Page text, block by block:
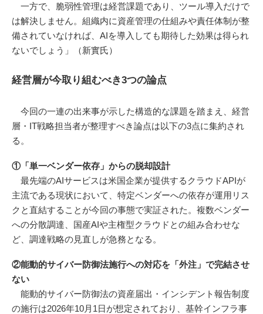
一方で、脆弱性管理は経営課題であり、ツール導入だけで
は解決しません。組織内に資産管理の仕組みや責任体制が整
備されていなければ、AIを導入しても期待した効果は得られ
ないでしょう」（新實氏）
経営層が今取り組むべき3つの論点
今回の一連の出来事が示した構造的な課題を踏まえ、経営
層・IT戦略担当者が整理すべき論点は以下の3点に集約され
る。
①「単一ベンダー依存」からの脱却設計
最先端のAIサービスは米国企業が提供するクラウドAPIが
主流である現状において、特定ベンダーへの依存が運用リス
クと直結することが今回の事態で実証された。複数ベンダー
への分散調達、国産AIや主権型クラウドとの組み合わせな
ど、調達戦略の見直しが急務となる。
②能動的サイバー防御法施行への対応を「外注」で完結させ
ない
能動的サイバー防御法の資産届出・インシデント報告制度
の施行は2026年10月1日が想定されており、基幹インフラ事